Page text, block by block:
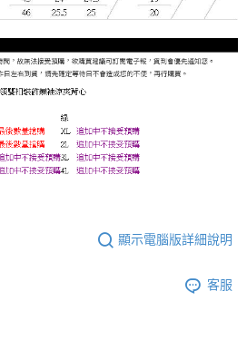
顯示電腦版詳細說明
客服